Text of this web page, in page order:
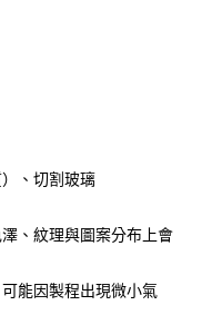
、切割玻璃
、紋理與圖案分布上會
能因製程出現微小氣